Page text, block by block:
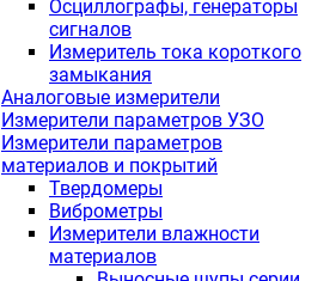
Осциллографы, генераторы
сигналов
Измеритель тока короткого
замыкания
Аналоговые измерители
Измерители параметров УЗО
Измерители параметров
материалов и покрытий
Твердомеры
Виброметры
Измерители влажности
материалов